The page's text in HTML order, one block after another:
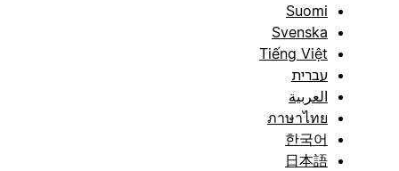
Suomi
Svenska
Tiếng Việt
עברית
العربية
ภาษาไทย
한국어
日本語